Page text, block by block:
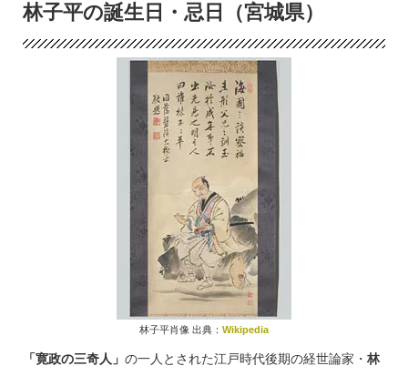
林子平の誕生日・忌日（宮城県）
林子平肖像 出典： Wikipedia
「寛政の三奇人」 の一人とされた江戸時代後期の経世論家・ 林